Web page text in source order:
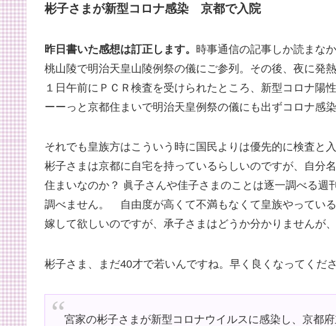
彬子さまが新型コロナ感染 京都で入院
昨日書いた感想は訂正します。 時事通信の記事しか読まな
桃山陵で明治天皇山陵例祭の儀にご参列。その後、夜に発
１日午前にＰＣＲ検査を受けられたところ、新型コロナ陽
ーーっと京都住まいで明治天皇例祭の儀にも出ずコロナ感
それでも皇族方はこういう時に国民よりは優先的に検査と
彬子さまは京都に自宅を持っているらしいのですが、自分
住まいなのか？ 眞子さんや佳子さまのことは逐一調べる週
調べません。 自由度が高くて不満もなくて皇族やってい
嫁して欲しいのですが、承子さまはどうか分かりませんが
彬子さま、まだ40才で若いんですね。早く良くなってくださ
宮家の彬子さまが新型コロナウイルスに感染し、京都